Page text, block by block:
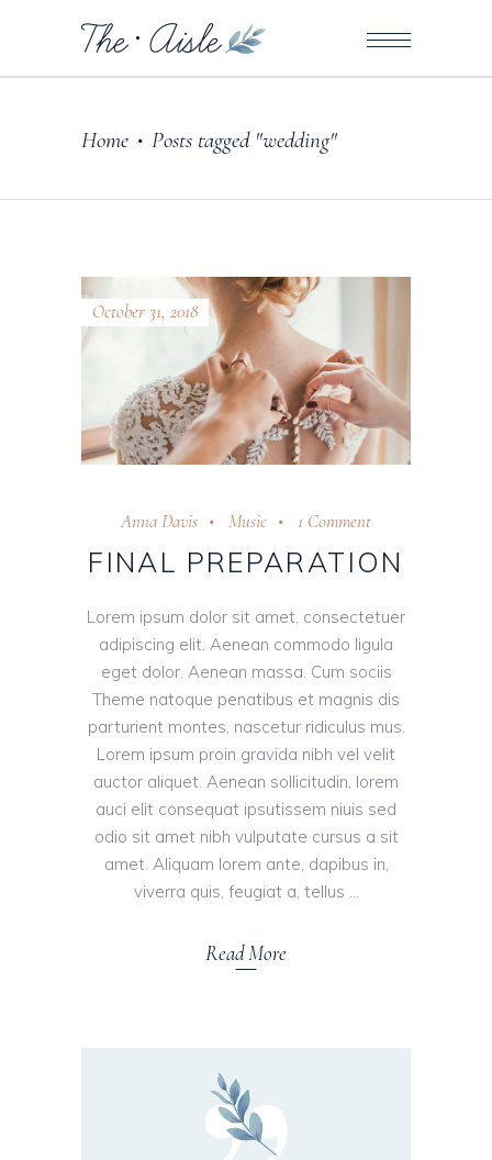
Home • Posts tagged "wedding"
October 31, 2018
Anna Davis Music 1 Comment
FINAL PREPARATION
Lorem ipsum dolor sit amet, consectetuer
adipiscing elit. Aenean commodo ligula
eget dolor. Aenean massa. Cum sociis
Theme natoque penatibus et magnis dis
parturient montes, nascetur ridiculus mus.
Lorem ipsum proin gravida nibh vel velit
auctor aliquet. Aenean sollicitudin, lorem
auci elit consequat ipsutissem niuis sed
odio sit amet nibh vulputate cursus a sit
amet. Aliquam lorem ante, dapibus in,
viverra quis, feugiat a, tellus
Read More